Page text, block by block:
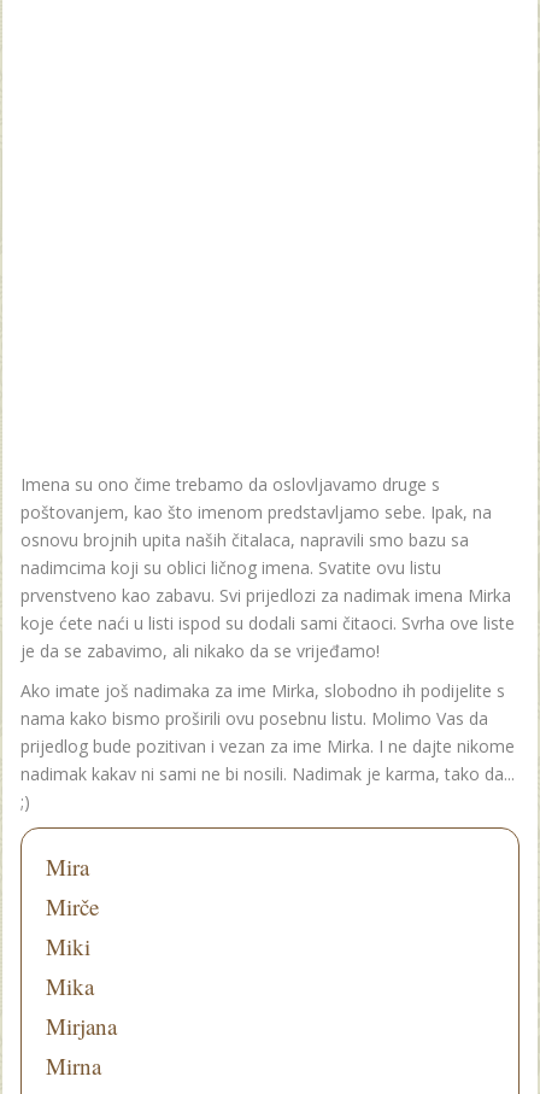
Imena su ono čime trebamo da oslovljavamo druge s
poštovanjem, kao što imenom predstavljamo sebe. Ipak, na
osnovu brojnih upita naših čitalaca, napravili smo bazu sa
nadimcima koji su oblici ličnog imena. Svatite ovu listu
prvenstveno kao zabavu. Svi prijedlozi za nadimak imena Mirka
koje ćete naći u listi ispod su dodali sami čitaoci. Svrha ove liste
je da se zabavimo, ali nikako da se vrijeđamo!
Ako imate još nadimaka za ime Mirka, slobodno ih podijelite s
nama kako bismo proširili ovu posebnu listu. Molimo Vas da
prijedlog bude pozitivan i vezan za ime Mirka. I ne dajte nikome
nadimak kakav ni sami ne bi nosili. Nadimak je karma, tako da...
;)
Mira
Mirče
Miki
Mika
Mirjana
Mirna